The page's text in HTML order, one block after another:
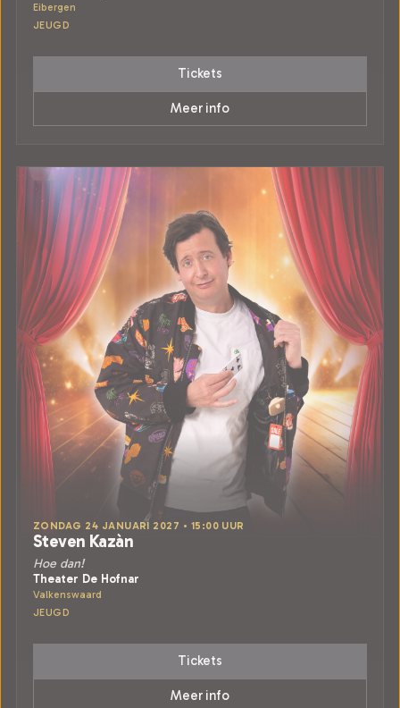
Eibergen
JEUGD
Tickets
Meer info
ZONDAG 24 JANUARI 2027 • 15:00 UUR
Steven Kazàn
Hoe dan!
Theater De Hofnar
Valkenswaard
JEUGD
Tickets
Meer info